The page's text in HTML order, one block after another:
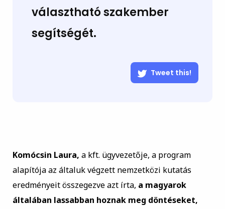
választható szakember
segítségét.
Tweet this!
Komócsin Laura, a kft. ügyvezetője, a program
alapítója az általuk végzett nemzetközi kutatás
eredményeit összegezve azt írta, a magyarok
általában lassabban hoznak meg döntéseket,